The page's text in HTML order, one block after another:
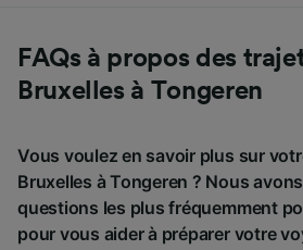
FAQs à propos des
Bruxelles à Tongeren
Vous voulez en savoir plus sur
Bruxelles à Tongeren ? Nous
questions les plus fréquemment
pour vous aider à préparer votre